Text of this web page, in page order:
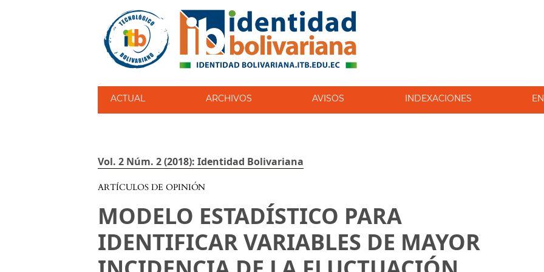
ACTUAL ARCHIVOS AVISOS INDEXACIONES
Vol. 2 Núm. 2 (2018): Identidad Bolivariana
ARTÍCULOS DE OPINIÓN
MODELO ESTADÍSTICO PARA
IDENTIFICAR VARIABLES DE MAYOR